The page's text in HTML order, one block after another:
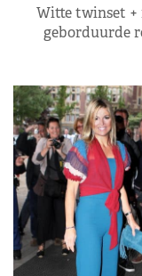
Witte twinset +
geborduurde